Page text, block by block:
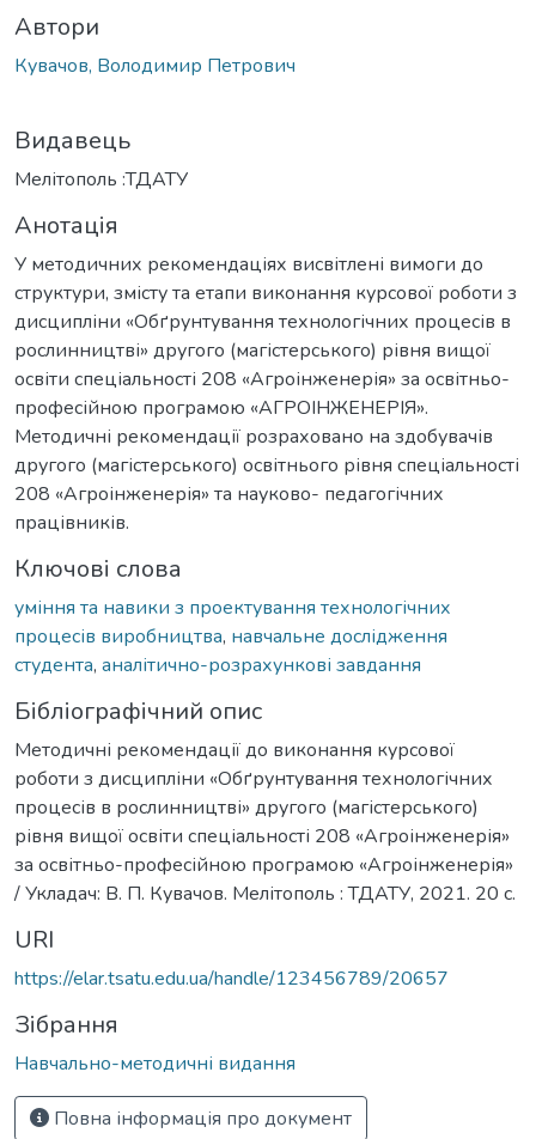
Автори
Кувачов, Володимир Петрович
Видавець
Мелітополь :ТДАТУ
Анотація
У методичних рекомендаціях висвітлені вимоги до
структури, змісту та етапи виконання курсової роботи з
дисципліни «Обґрунтування технологічних процесів в
рослинництві» другого (магістерського) рівня вищої
освіти спеціальності 208 «Агроінженерія» за освітньо-
професійною програмою «АГРОІНЖЕНЕРІЯ».
Методичні рекомендації розраховано на здобувачів
другого (магістерського) освітнього рівня спеціальності
208 «Агроінженерія» та науково- педагогічних
працівників.
Ключові слова
уміння та навики з проектування технологічних
процесів виробництва, навчальне дослідження
студента, аналітично-розрахункові завдання
Бібліографічний опис
Методичні рекомендації до виконання курсової
роботи з дисципліни «Обґрунтування технологічних
процесів в рослинництві» другого (магістерського)
рівня вищої освіти спеціальності 208 «Агроінженерія»
за освітньо-професійною програмою «Агроінженерія»
/ Укладач: В. П. Кувачов. Мелітополь : ТДАТУ, 2021. 20 с.
URI
https://elar.tsatu.edu.ua/handle/123456789/20657
Зібрання
Навчально-методичні видання
Повна інформація про документ